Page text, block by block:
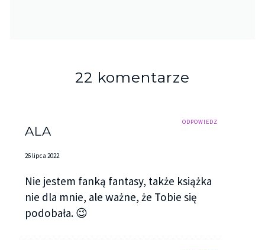
22 komentarze
ODPOWIEDZ
ALA
26 lipca 2022
Nie jestem fanką fantasy, także książka
nie dla mnie, ale ważne, że Tobie się
podobała. 😉